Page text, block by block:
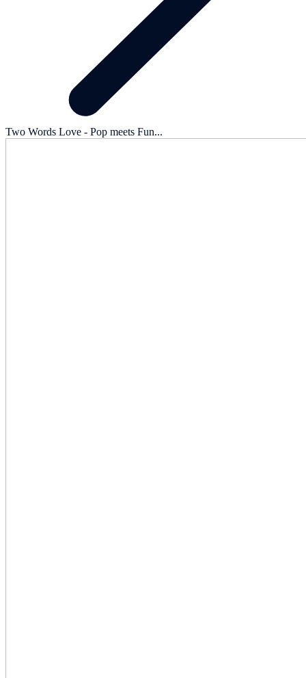
Two Words Love - Pop meets Fun...